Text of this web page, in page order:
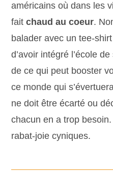
américains où dans les
fait chaud au coeur.
balader avec un tee-
d’avoir intégré l’école
de ce qui peut booster
ce monde qui
ne doit être écarté ou
chacun en a trop
rabat-joie cyniques.